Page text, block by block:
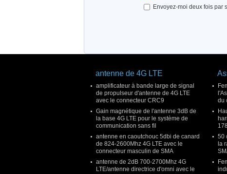
Envoyez-moi deux fois par
antenne de 4G LTE
amplificateur à bande large de signal
de propulseur d'antenne de 4G LTE
avec le connecteur CRC9
Gain magnétique de l'antenne 3dB de
la base 4G LTE pour le système de
communication sans fil
antenne en caoutchouc 5dbi de canard
de 824-2600Mhz 4G LTE avec le
connecteur masculin de SMA
antenne de 2dB 700-2700Mhz 4G
LTE/antenne directrice d'omni avec le
du
50
la